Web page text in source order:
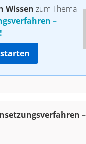
Wissen zum Thema
–
–